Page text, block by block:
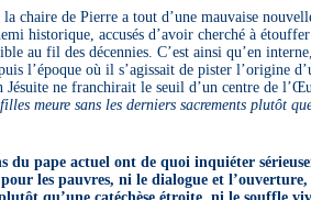
chaire de Pierre a tout d’une mauvaise
historique, accusés d’avoir cherché à
au fil des décennies. C’est ainsi qu’en interne,
l’époque où il s’agissait de pister l’origine
Jésuite ne franchirait le seuil d’un centre de
meure sans les derniers sacrements plutôt
du pape actuel ont de quoi inquiéter
les pauvres, ni le dialogue et